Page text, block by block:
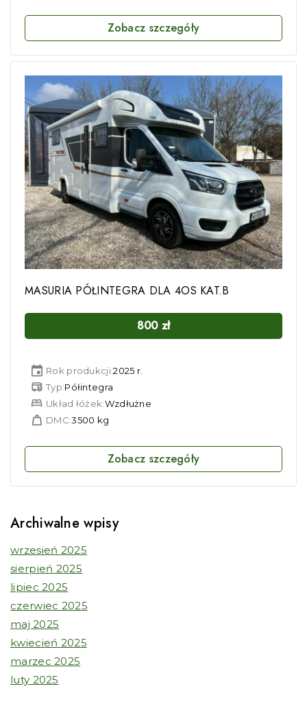
Zobacz szczegóły
MASURIA PÓŁINTEGRA DLA 4OS KAT.B
800 zł
Rok produkcji:2025 r.
Typ:Półintegra
Układ łóżek:Wzdłużne
DMC:3500 kg
Zobacz szczegóły
Archiwalne wpisy
wrzesień 2025
sierpień 2025
lipiec 2025
czerwiec 2025
maj 2025
kwiecień 2025
marzec 2025
luty 2025